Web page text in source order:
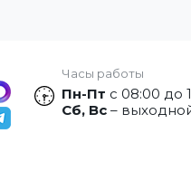
Часы работы
Пн-Пт с 08:00 до
Сб, Вс –